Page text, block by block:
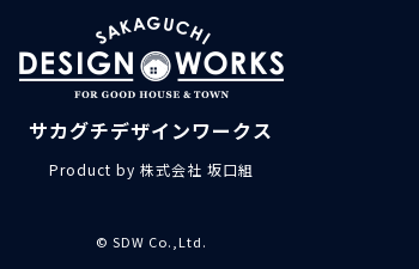
サカグチデザインワークス
Product by 株式会社 坂口組
© SDW Co.,Ltd.